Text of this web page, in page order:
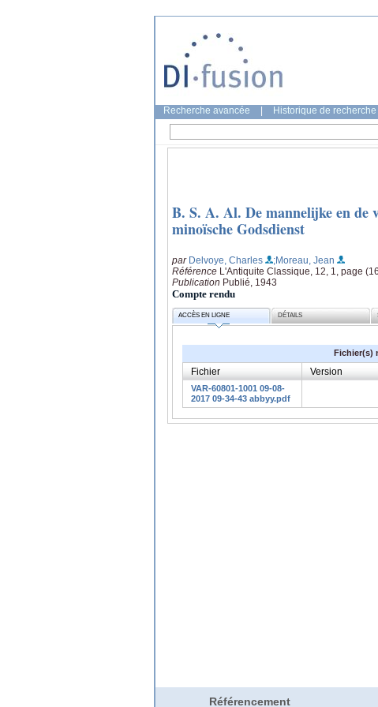
Recherche avancée Historique de recherche
B. S. A. Al. De mannelijke en de
minoïsche Godsdienst
par Delvoye, Charles
;Moreau, Jean
Référence L'Antiquite Classique, 12, 1, page
Publication Publié, 1943
Compte rendu
ACCÈS EN LIGNE DÉTAILS
Fichier(s)
Fichier Version
VAR-60801-1001 09-08-
2017 09-34-43 abbyy.pdf
Référencement